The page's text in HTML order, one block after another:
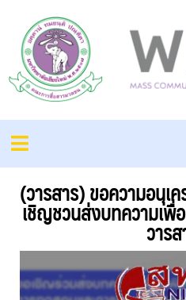
(วารสาร) ขอความอนุเ
เชิญชวนส่งบทความเ
วาร